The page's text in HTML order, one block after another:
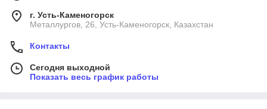
г. Усть-Каменогорск
Металлургов, 26, Усть-Каменогорск, Казахстан
Контакты
Сегодня выходной
Показать весь график работы